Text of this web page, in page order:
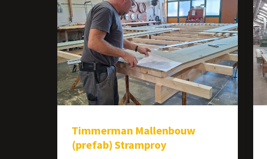
Timmerman Mallenbouw
(prefab) Stramproy